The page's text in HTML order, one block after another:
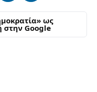
ως
στην Google